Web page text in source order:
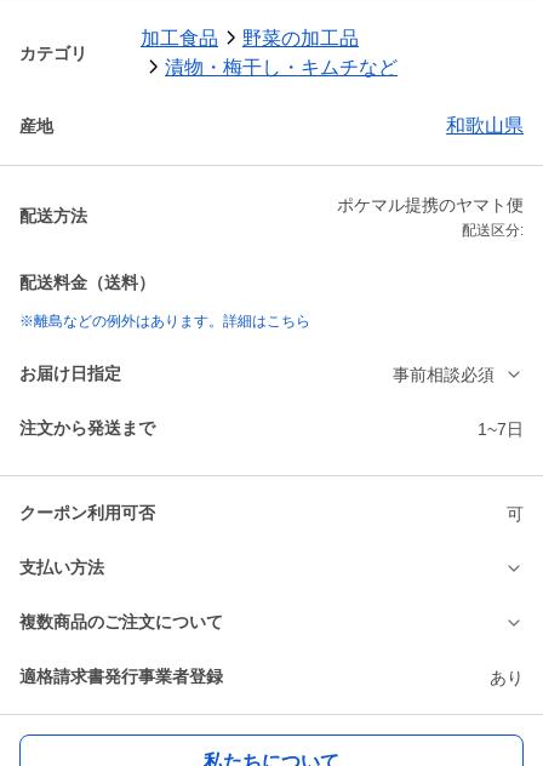
カテゴリ
加工食品
野菜の加工品
漬物・梅干し・キムチなど
産地 和歌山県
配送方法
ポケマル提携のヤマト便
配送区分:
配送料金（送料）
※離島などの例外はあります。詳細はこちら
お届け日指定 事前相談必須
注文から発送まで 1~7日
クーポン利用可否 可
支払い方法
複数商品のご注文について
適格請求書発行事業者登録 あり
私たちについて